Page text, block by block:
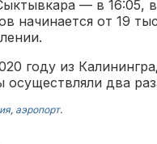
— в 16:05,
начинается от 19
году из
осуществляли два
, аэропорт.